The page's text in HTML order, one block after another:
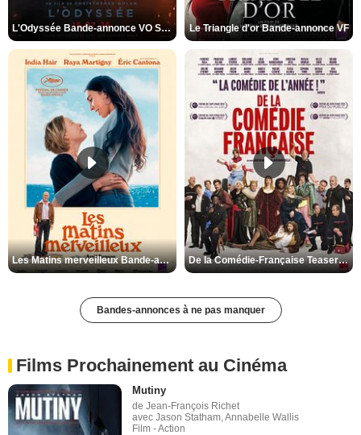
L'Odyssée Bande-annonce VO STFR Le Triangle d'or Bande-annonce VF
Les Matins merveilleux Bande-annonce VF De la Comédie-Française Teaser VF
Bandes-annonces à ne pas manquer
Films Prochainement au Cinéma
Mutiny
de Jean-François Richet
avec Jason Statham, Annabelle Wallis
Film - Action